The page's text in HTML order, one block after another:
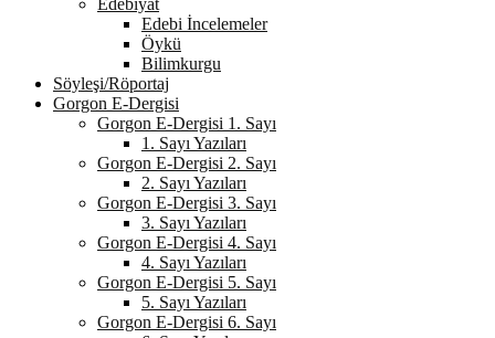
Edebiyat
Edebi İncelemeler
Öykü
Bilimkurgu
Söyleşi/Röportaj
Gorgon E-Dergisi
Gorgon E-Dergisi 1. Sayı
1. Sayı Yazıları
Gorgon E-Dergisi 2. Sayı
2. Sayı Yazıları
Gorgon E-Dergisi 3. Sayı
3. Sayı Yazıları
Gorgon E-Dergisi 4. Sayı
4. Sayı Yazıları
Gorgon E-Dergisi 5. Sayı
5. Sayı Yazıları
Gorgon E-Dergisi 6. Sayı